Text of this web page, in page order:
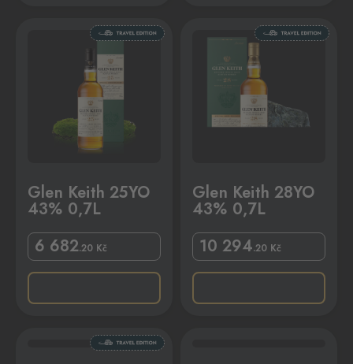
Glen Keith 25YO
43% 0,7L
6 682.20 Kč
Glen Keith 28YO
43% 0,7L
10 294.20 Kč
Glen Keith 28YO 43% 0,7L
Glenkinchie 27YO 58,3% 0,7L